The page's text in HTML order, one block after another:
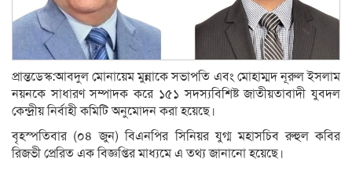
প্রান্তডেস্ক:আবদুল মোনায়েম মুন্নাকে সভাপতি এবং মোহাম্মদ নূরুল ইসলাম
নয়নকে সাধারণ সম্পাদক করে ১৫১ সদস্যবিশিষ্ট জাতীয়তাবাদী যুবদল
কেন্দ্রীয় নির্বাহী কমিটি অনুমোদন করা হয়েছে।
বৃহস্পতিবার (০৪ জুন) বিএনপির সিনিয়র যুগ্ম মহাসচিব রুহুল কবির
রিজভী প্রেরিত এক বিজ্ঞপ্তির মাধ্যমে এ তথ্য জানানো হয়েছে।